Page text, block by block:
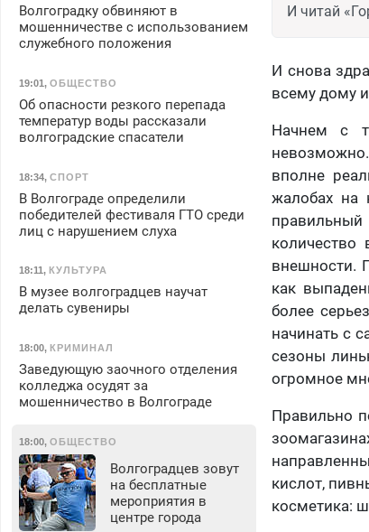
И читай
И снова
всему дому
Начнем с
вполне
жалобах на
внешности.
как
более
начинать с
сезоны
огромное
Правильно
кислот,
косметика:
Волгоградку обвиняют в
мошенничестве с использованием
служебного положения
19:01, ОБЩЕСТВО
Об опасности резкого перепада
температур воды рассказали
волгоградские спасатели
18:34, СПОРТ
В Волгограде определили
победителей фестиваля ГТО среди
лиц с нарушением слуха
18:11 , КУЛЬТУРА
В музее волгоградцев научат
делать сувениры
18:00, КРИМИНАЛ
Заведующую заочного отделения
колледжа осудят за
мошенничество в Волгограде
18:00, ОБЩЕСТВО
Волгоградцев зовут
на бесплатные
мероприятия в
центре города